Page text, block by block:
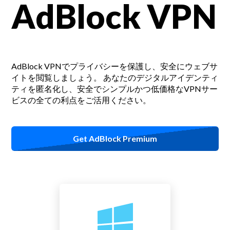
AdBlock VPN
AdBlock VPNでプライバシーを保護し、安全にウェブサ
イトを閲覧しましょう。
あなたのデジタルアイデンティ
ティを匿名化し、安全でシンプルかつ低価格なVPNサー
ビスの全ての利点をご活用ください。
Get AdBlock Premium